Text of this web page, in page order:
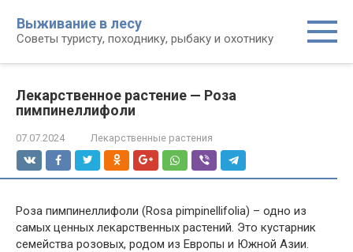
контенту
Выживание в лесу
Советы туристу, походнику, рыбаку и охотнику
Лекарственное растение — Роза
пимпинеллифоли
07.07.2024 Лекарственные растения
Роза пимпинеллифоли (Rosa pimpinellifolia) – одно из
самых ценных лекарственных растений. Это кустарник
семейства розовых, родом из Европы и Южной Азии.